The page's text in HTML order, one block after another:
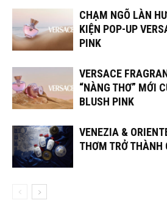
CHẠM NGÕ LÀN
KIỆN POP-UP
PINK
VERSACE
“NÀNG THƠ” MỚI
BLUSH PINK
VENEZIA &
THƠM TRỞ